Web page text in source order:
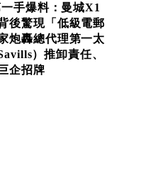
手爆料：曼城X1
後驚現「低級電郵
炮轟總代理第一太
）推卸責任、
企招牌